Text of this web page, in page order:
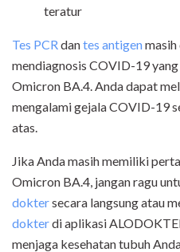
teratur
Tes PCR dantes antigen
mendiagnosis COVID-19
Omicron BA.4. Anda dapat
mengalami gejala COVID-19
atas.
Jika Anda masih memiliki
Omicron BA.4, jangan ragu
doktersecara langsung atau
dokterdi aplikasi
menjaga kesehatan tubuh